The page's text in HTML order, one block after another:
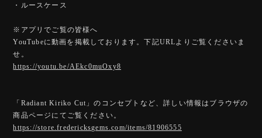
・ルースケース
※アプリでご覧の皆様へ
YouTubeに動画を掲載しております。下記URLよりご覧くださいま
せ。
https://youtu.be/AEkc0muOxy8
「Radiant Kiriko Cut」のコンセプトなど、詳しい情報はブラウザの
商品ページにてご覧ください。
https://store.fredericksgems.com/items/81906555